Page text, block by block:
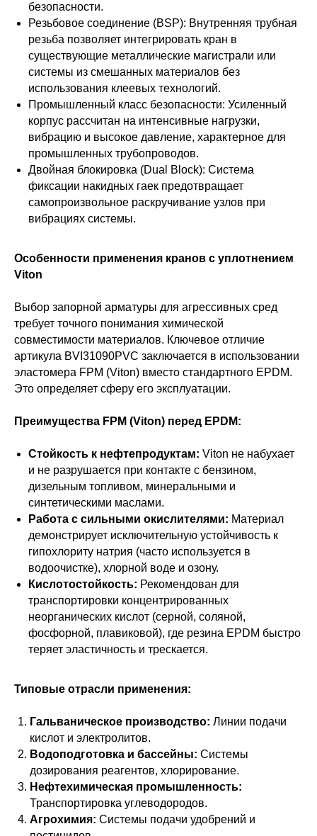
безопасности.
Резьбовое соединение (BSP): Внутренняя трубная
резьба позволяет интегрировать кран в
существующие металлические магистрали или
системы из смешанных материалов без
использования клеевых технологий.
Промышленный класс безопасности: Усиленный
корпус рассчитан на интенсивные нагрузки,
вибрацию и высокое давление, характерное для
промышленных трубопроводов.
Двойная блокировка (Dual Block): Система
фиксации накидных гаек предотвращает
самопроизвольное раскручивание узлов при
вибрациях системы.
Особенности применения кранов с уплотнением
Viton
Выбор запорной арматуры для агрессивных сред
требует точного понимания химической
совместимости материалов. Ключевое отличие
артикула BVI31090PVC заключается в использовании
эластомера FPM (Viton) вместо стандартного EPDM.
Это определяет сферу его эксплуатации.
Преимущества FPM (Viton) перед EPDM:
Стойкость к нефтепродуктам: Viton не набухает
и не разрушается при контакте с бензином,
дизельным топливом, минеральными и
синтетическими маслами.
Работа с сильными окислителями: Материал
демонстрирует исключительную устойчивость к
гипохлориту натрия (часто используется в
водоочистке), хлорной воде и озону.
Кислотостойкость: Рекомендован для
транспортировки концентрированных
неорганических кислот (серной, соляной,
фосфорной, плавиковой), где резина EPDM быстро
теряет эластичность и трескается.
Типовые отрасли применения:
Гальваническое производство: Линии подачи
кислот и электролитов.
Водоподготовка и бассейны: Системы
дозирования реагентов, хлорирование.
Нефтехимическая промышленность:
Транспортировка углеводородов.
Агрохимия: Системы подачи удобрений и